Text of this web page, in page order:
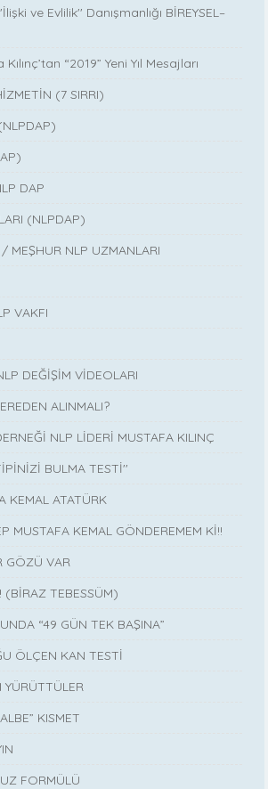
ve Evlilik'' Danışmanlığı BİREYSEL–
“2019” Yeni Yıl Mesajları
(7 SIRRI)
DAP
(NLPDAP)
MEŞHUR NLP UZMANLARI
VAKFI
DEĞİŞİM VİDEOLARI
ALINMALI?
NLP LİDERİ MUSTAFA KILINÇ
BULMA TESTİ''
KEMAL ATATÜRK
MUSTAFA KEMAL GÖNDEREMEM Kİ!!
GÖZÜ VAR
(BİRAZ TEBESSÜM)
“49 GÜN TEK BAŞINA”
ÖLÇEN KAN TESTİ
YÜRÜTTÜLER
KISMET
FORMÜLÜ